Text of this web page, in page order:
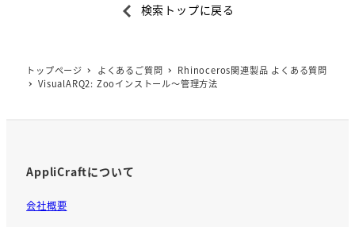
o
検索トップに戻る
トップページ よくあるご質問
Rhinoceros関連製品 よくある質問
VisualARQ2: Zooインストール～管理方法
AppliCraftについて
会社概要